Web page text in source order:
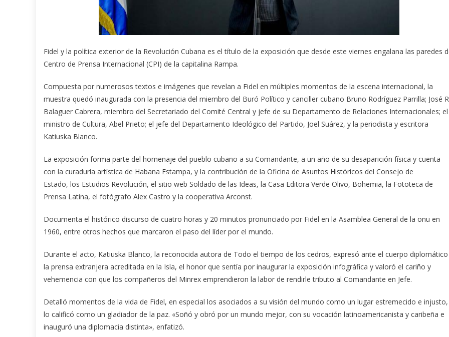
Fidel y la política exterior de la Revolución Cubana es el título de la exposición que desde este viernes engalana las paredes
Centro de Prensa Internacional (CPI) de la capitalina Rampa.
Compuesta por numerosos textos e imágenes que revelan a Fidel en múltiples momentos de la escena internacional, la
muestra quedó inaugurada con la presencia del miembro del Buró Político y canciller cubano Bruno Rodríguez Parrilla; José
Balaguer Cabrera, miembro del Secretariado del Comité Central y jefe de su Departamento de Relaciones Internacionales; el
ministro de Cultura, Abel Prieto; el jefe del Departamento Ideológico del Partido, Joel Suárez, y la periodista y escritora
Katiuska Blanco.
La exposición forma parte del homenaje del pueblo cubano a su Comandante, a un año de su desaparición física y cuenta
con la curaduría artística de Habana Estampa, y la contribución de la Oficina de Asuntos Históricos del Consejo de
Estado, los Estudios Revolución, el sitio web Soldado de las Ideas, la Casa Editora Verde Olivo, Bohemia, la Fototeca de
Prensa Latina, el fotógrafo Alex Castro y la cooperativa Arconst.
Documenta el histórico discurso de cuatro horas y 20 minutos pronunciado por Fidel en la Asamblea General de la onu en
1960, entre otros hechos que marcaron el paso del líder por el mundo.
Durante el acto, Katiuska Blanco, la reconocida autora de Todo el tiempo de los cedros, expresó ante el cuerpo
la prensa extranjera acreditada en la Isla, el honor que sentía por inaugurar la exposición infográfica y valoró el cariño y
vehemencia con que los compañeros del Minrex emprendieron la labor de rendirle tributo al Comandante en Jefe.
Detalló momentos de la vida de Fidel, en especial los asociados a su visión del mundo como un lugar estremecido e
lo calificó como un gladiador de la paz. «Soñó y obró por un mundo mejor, con su vocación latinoamericanista y caribeña e
inauguró una diplomacia distinta», enfatizó.